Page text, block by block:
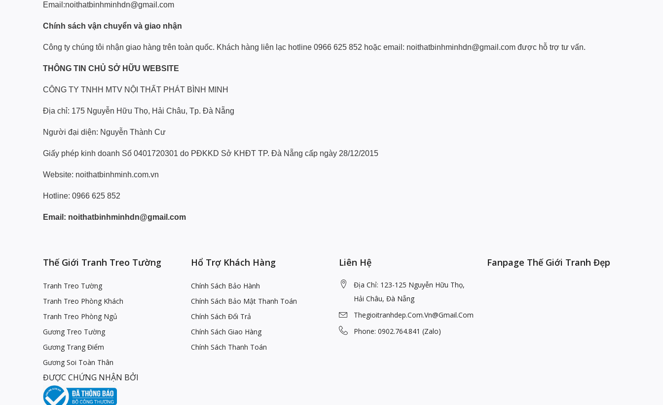
Email:noithatbinhminhdn@gmail.com
Chính sách vận chuyển và giao nhận
Công ty chúng tôi nhận giao hàng trên toàn quốc. Khách hàng liên lạc hotline 0966 625 852 hoặc email: noithatbinhminhdn@gmail.com được hỗ trợ tư vấn.
THÔNG TIN CHỦ SỞ HỮU WEBSITE
CÔNG TY TNHH MTV NỘI THẤT PHÁT BÌNH MINH
Địa chỉ: 175 Nguyễn Hữu Thọ, Hải Châu, Tp. Đà Nẵng
Người đại diện: Nguyễn Thành Cư
Giấy phép kinh doanh Số 0401720301 do PĐKKD Sở KHĐT TP. Đà Nẵng cấp ngày 28/12/2015
Website: noithatbinhminh.com.vn
Hotline: 0966 625 852
Email: noithatbinhminhdn@gmail.com
Thế Giới Tranh Treo Tường
Tranh Treo Tường
Tranh Treo Phòng Khách
Tranh Treo Phòng Ngủ
Gương Treo Tường
Gương Trang Điểm
Gương Soi Toàn Thân
ĐƯỢC CHỨNG NHẬN BỞI
Hổ Trợ Khách Hàng
Chính Sách Bảo Hành
Chính Sách Bảo Mật Thanh Toán
Chính Sách Đổi Trả
Chính Sách Giao Hàng
Chính Sách Thanh Toán
Liên Hệ
Địa Chỉ: 123-125 Nguyễn Hữu Thọ,
Hải Châu, Đà Nẵng
Thegioitranhdep.com.vn@gmail.com
Phone: 0902.764.841 (Zalo)
Fanpage Thế Giới Tranh Đẹp